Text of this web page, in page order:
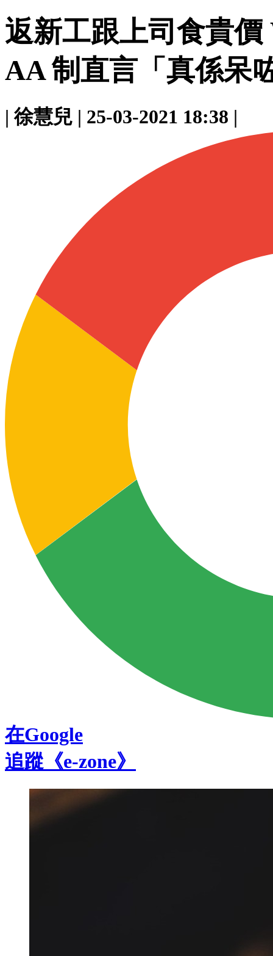
返新工跟上司食貴價
AA 制直言「真係呆
| 徐慧兒 | 25-03-2021 18:38 |
在Google
追蹤《e-zone》